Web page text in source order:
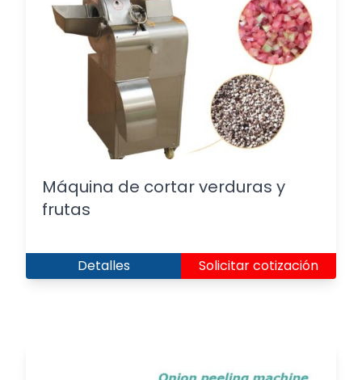
Máquina de cortar verduras y
frutas
Detalles Solicitar cotización